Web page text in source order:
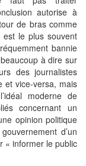
autorise à
de bras comme
est le plus souvent
bannie
à dire sur
des journalistes
et vice-versa, mais
moderne de
concernant un
opinion politique
d’un
« informer le public